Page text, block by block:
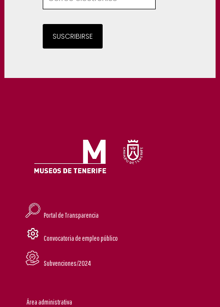
SUSCRIBIRSE
Portal de Transparencia
Convocatoria de empleo público
Subvenciones/2024
Área administrativa